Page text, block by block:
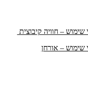
שימוש – חוויה קיבוצית
שימוש – אורחן